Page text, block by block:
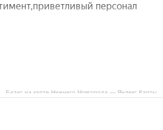
Базис на карте Нижнего Новгорода — Яндекс Карты